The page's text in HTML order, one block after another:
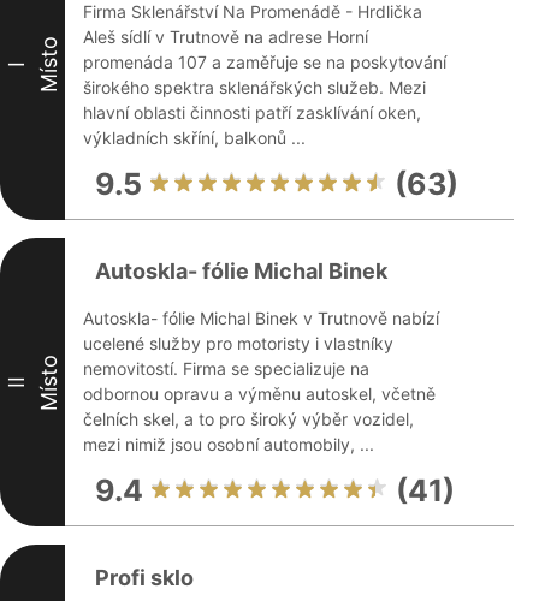
I Místo
Firma Sklenářství Na Promenádě - Hrdlička
Aleš sídlí v Trutnově na adrese Horní
promenáda 107 a zaměřuje se na poskytování
širokého spektra sklenářských služeb. Mezi
hlavní oblasti činnosti patří zasklívání oken,
výkladních skříní, balkonů ...
9.5 (63)
II Místo
Autoskla- fólie Michal Binek
Autoskla- fólie Michal Binek v Trutnově nabízí
ucelené služby pro motoristy i vlastníky
nemovitostí. Firma se specializuje na
odbornou opravu a výměnu autoskel, včetně
čelních skel, a to pro široký výběr vozidel,
mezi nimiž jsou osobní automobily, ...
9.4 (41)
Profi sklo